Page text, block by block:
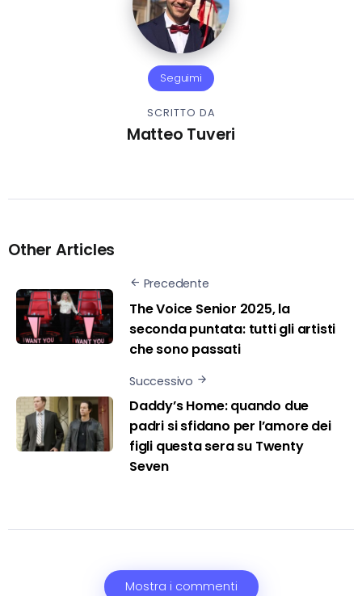
Seguimi
SCRITTO DA
Matteo Tuveri
Other Articles
Precedente
The Voice Senior 2025, la
seconda puntata: tutti gli artisti
che sono passati
Successivo
Daddy’s Home: quando due
padri si sfidano per l’amore dei
figli questa sera su Twenty
Seven
Mostra i commenti